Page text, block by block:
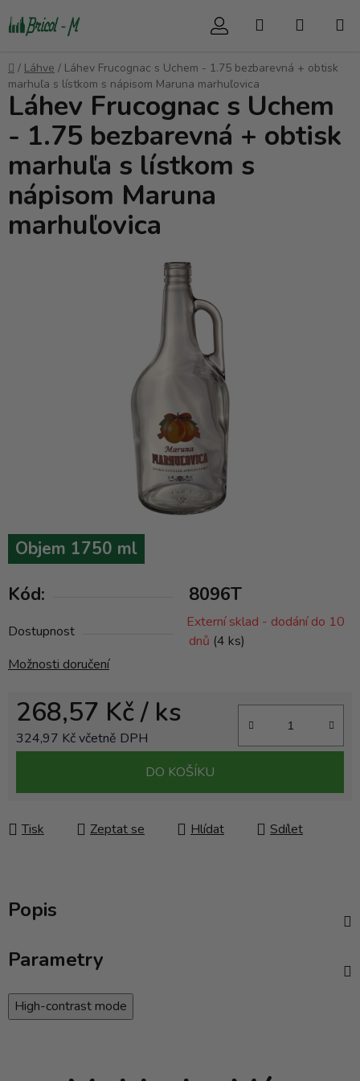
na
Hledat
Domů
/ Láhve / Láhev Frucognac s Uchem - 1.75 bezbarevná + obtisk
marhuľa s lístkom s nápisom Maruna marhuľovica
Objem 1750 ml
Kód: 8096T
Dostupnost
Externí sklad - dodání do 10
dnů (4 ks)
Možnosti doručení
268,57 Kč/ ks
324,97 Kč včetně DPH
DO KOŠÍKU
Tisk Zeptat se Hlídat Sdílet
Láhev Frucognac s Uchem
- 1.75 bezbarevná + obtisk
marhuľa s lístkom s
nápisom Maruna
marhuľovica
Popis
Parametry
High-contrast mode